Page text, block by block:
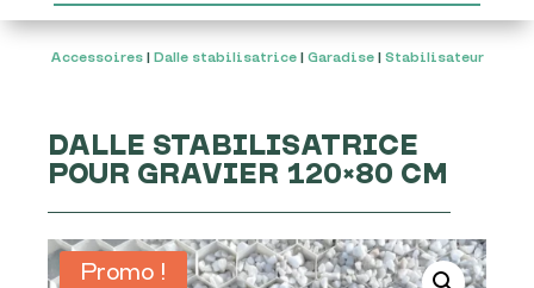
Accessoires | Dalle stabilisatrice | Garadise | Stabilisateur
DALLE STABILISATRICE
POUR GRAVIER 120×80 CM
Promo !